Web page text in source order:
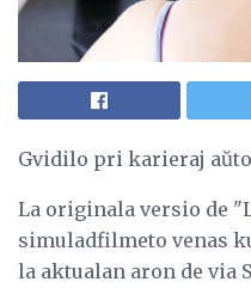
Gvidilo pri karieraj
La originala versio de
simuladfilmeto venas
la aktualan aron de via